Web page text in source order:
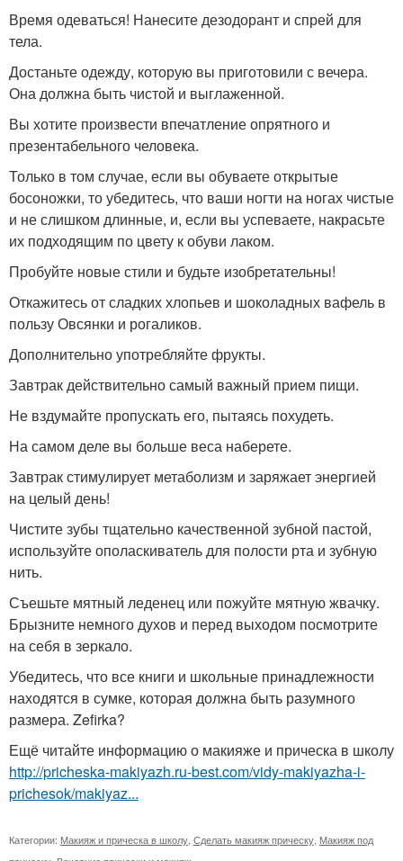
Время одеваться! Нанесите дезодорант и спрей для
тела.
Достаньте одежду, которую вы приготовили с вечера.
Она должна быть чистой и выглаженной.
Вы хотите произвести впечатление опрятного и
презентабельного человека.
Только в том случае, если вы обуваете открытые
босоножки, то убедитесь, что ваши ногти на ногах чистые
и не слишком длинные, и, если вы успеваете, накрасьте
их подходящим по цвету к обуви лаком.
Пробуйте новые стили и будьте изобретательны!
Откажитесь от сладких хлопьев и шоколадных вафель в
пользу Овсянки и рогаликов.
Дополнительно употребляйте фрукты.
Завтрак действительно самый важный прием пищи.
Не вздумайте пропускать его, пытаясь похудеть.
На самом деле вы больше веса наберете.
Завтрак стимулирует метаболизм и заряжает энергией
на целый день!
Чистите зубы тщательно качественной зубной пастой,
используйте ополаскиватель для полости рта и зубную
нить.
Съешьте мятный леденец или пожуйте мятную жвачку.
Брызните немного духов и перед выходом посмотрите
на себя в зеркало.
Убедитесь, что все книги и школьные принадлежности
находятся в сумке, которая должна быть разумного
размера. Zefirka?
Ещё читайте информацию о макияже и прическа в школу
http://pricheska-makiyazh.ru-best.com/vidy-makiyazha-i-
prichesok/makiyaz...
Категории: Макияж и прическа в школу Сделать макияж прическу Макияж под